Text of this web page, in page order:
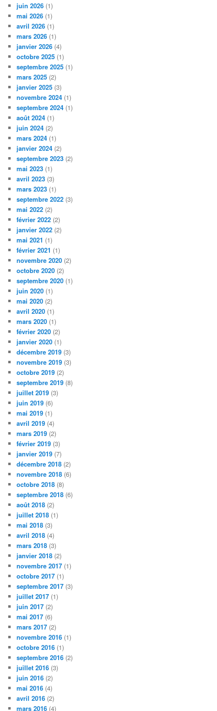
juin 2026 (1)
mai 2026 (1)
avril 2026 (1)
mars 2026 (1)
janvier 2026 (4)
octobre 2025 (1)
septembre 2025 (1)
mars 2025 (2)
janvier 2025 (3)
novembre 2024 (1)
septembre 2024 (1)
août 2024 (1)
juin 2024 (2)
mars 2024 (1)
janvier 2024 (2)
septembre 2023 (2)
mai 2023 (1)
avril 2023 (3)
mars 2023 (1)
septembre 2022 (3)
mai 2022 (2)
février 2022 (2)
janvier 2022 (2)
mai 2021 (1)
février 2021 (1)
novembre 2020 (2)
octobre 2020 (2)
septembre 2020 (1)
juin 2020 (1)
mai 2020 (2)
avril 2020 (1)
mars 2020 (1)
février 2020 (2)
janvier 2020 (1)
décembre 2019 (3)
novembre 2019 (3)
octobre 2019 (2)
septembre 2019 (8)
juillet 2019 (3)
juin 2019 (6)
mai 2019 (1)
avril 2019 (4)
mars 2019 (2)
février 2019 (3)
janvier 2019 (7)
décembre 2018 (2)
novembre 2018 (6)
octobre 2018 (8)
septembre 2018 (6)
août 2018 (2)
juillet 2018 (1)
mai 2018 (3)
avril 2018 (4)
mars 2018 (3)
janvier 2018 (2)
novembre 2017 (1)
octobre 2017 (1)
septembre 2017 (3)
juillet 2017 (1)
juin 2017 (2)
mai 2017 (6)
mars 2017 (2)
novembre 2016 (1)
octobre 2016 (1)
septembre 2016 (2)
juillet 2016 (3)
juin 2016 (2)
mai 2016 (4)
avril 2016 (2)
mars 2016 (4)